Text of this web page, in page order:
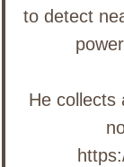
to detect
He collects